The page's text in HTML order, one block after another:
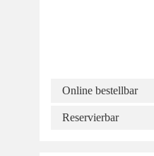
Online bestellbar
Reservierbar